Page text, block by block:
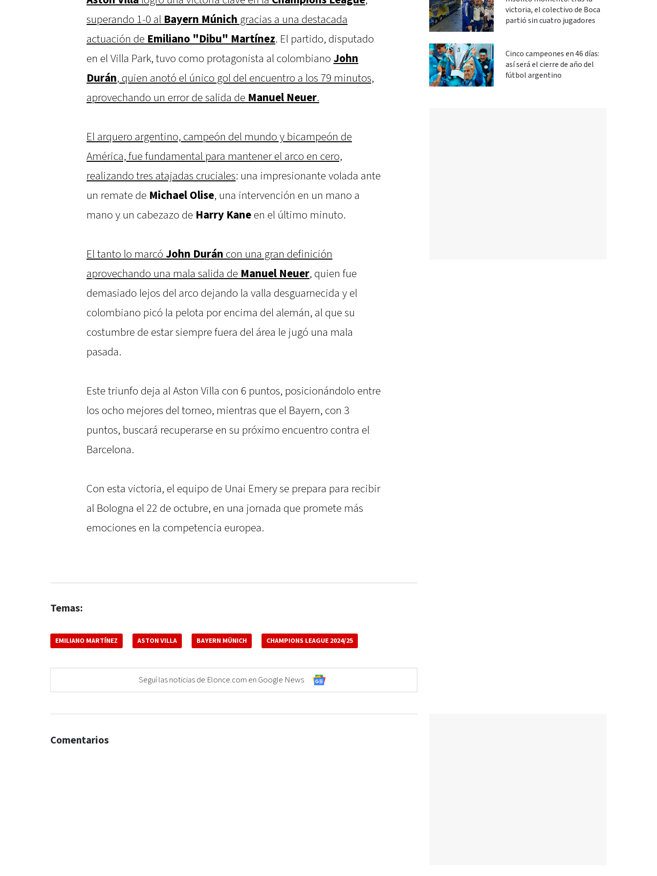
superando 1-0 al Bayern Múnich gracias a una destacada
actuación de Emiliano "Dibu" Martínez. El partido, disputado
en el Villa Park, tuvo como protagonista al colombiano John
Durán, quien anotó el único gol del encuentro a los 79 minutos,
aprovechando un error de salida de Manuel Neuer.
El arquero argentino, campeón del mundo y bicampeón de
América, fue fundamental para mantener el arco en cero,
realizando tres atajadas cruciales: una impresionante volada ante
un remate de Michael Olise, una intervención en un mano a
mano y un cabezazo de Harry Kaneen el último minuto.
El tanto lo marcó John Durán con una gran definición
aprovechando una mala salida de Manuel Neuer, quien fue
demasiado lejos del arco dejando la valla desguarnecida y el
colombiano picó la pelota por encima del alemán, al que su
costumbre de estar siempre fuera del área le jugó una mala
pasada.
Este triunfo deja al Aston Villa con 6 puntos, posicionándolo entre
los ocho mejores del torneo, mientras que el Bayern, con 3
puntos, buscará recuperarse en su próximo encuentro contra el
Barcelona.
Con esta victoria, el equipo de Unai Emery se prepara para recibir
al Bologna el 22 de octubre, en una jornada que promete más
emociones en la competencia europea.
Temas:
EMILIANO MARTÍNEZ ASTON VILLA BAYERN MÜNICH CHAMPIONS LEAGUE 2024/25
Seguí las noticias de Elonce.com en Google News
victoria, el colectivo de Boca
partió sin cuatro jugadores
Cinco campeones en 46 días:
así será el cierre de año del
fútbol argentino
Comentarios